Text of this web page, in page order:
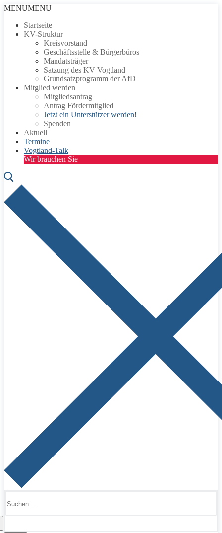
Zum
springen
Menü
Schließen
MENUMENU
Startseite
KV-Struktur
Kreisvorstand
Geschäftsstelle & Bürgerbüros
Mandatsträger
Satzung des KV Vogtland
Grundsatzprogramm der AfD
Mitglied werden
Mitgliedsantrag
Antrag Fördermitglied
Jetzt ein Unterstützer werden!
Spenden
Aktuell
Termine
Vogtland-Talk
Wir brauchen Sie
nach: